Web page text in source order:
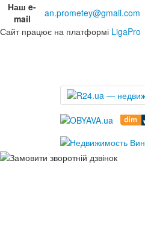
Наш e-
mail
an.prometey@gmail.com
Сайт працює на платформі LigaPro